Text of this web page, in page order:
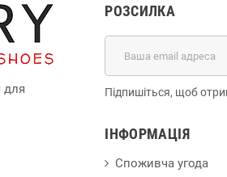
для
РОЗСИЛКА
Підпишіться, щоб
ІНФОРМАЦІЯ
Споживча угода